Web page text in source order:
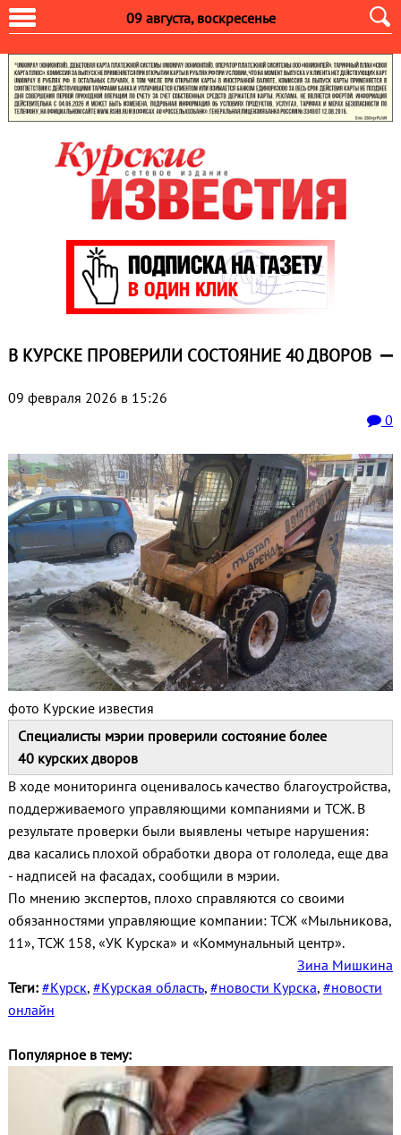
09 августа, воскресенье
В КУРСКЕ ПРОВЕРИЛИ СОСТОЯНИЕ 40 ДВОРОВ
09 февраля 2026 в 15:26
0
фото Курские известия
Специалисты мэрии проверили состояние более
40 курских дворов
В ходе мониторинга оценивалось качество благоустройства,
поддерживаемого управляющими компаниями и ТСЖ. В
результате проверки были выявлены четыре нарушения:
два касались плохой обработки двора от гололеда, еще два
- надписей на фасадах, сообщили в мэрии.
По мнению экспертов, плохо справляются со своими
обязанностями управляющие компании: ТСЖ «Мыльникова,
11», ТСЖ 158, «УК Курска» и «Коммунальный центр».
Зина Мишкина
Теги: #Курск, #Курская область, #новости Курска, #новости
онлайн
Популярное в тему: